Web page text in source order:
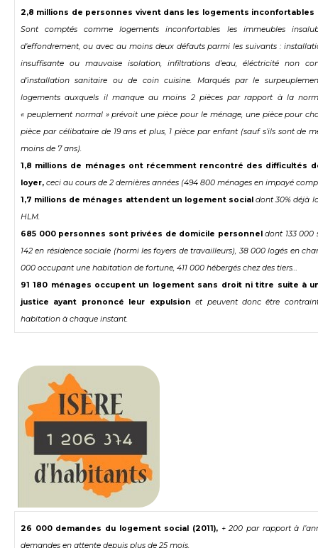
2,8 millions de personnes vivent dans les logements inconfortables
Sont comptés comme logements inconfortables les immeubles
d’effondrement, ou avec au moins deux défauts parmi les suivants :
insuffisante ou mauvaise isolation, infiltrations d’eau, éléctricité non
d’installation sanitaire ou de coin cuisine. Marqués par le
logements auxquels il manque au moins 2 pièces par rapport à la
« peuplement normal » prévoit une pièce pour le ménage, une pièce pour
pièce par célibataire de 19 ans et plus, 1 pièce par enfant (sauf s’ils sont de
moins de 7 ans).
1,8 millions de ménages ont récemment rencontré des difficultés
loyer, ceci au cours de 2 dernières années (494 800 ménages en impayé
1,7 millions de ménages attendent un logement socialdont 30% déjà
HLM.
685 000 personnes sont privées de domicile personneldont 133 000
142 en résidence sociale (hormi les foyers de travailleurs), 38 000 logés en
000 occupant une habitation de fortune, 411 000 hébergés chez des tiers…
91 180 ménages occupent un logement sans droit ni titre suite à
justice ayant prononcé leur expulsionet peuvent donc être
habitation à chaque instant.
26 000 demandes du logement social (2011), + 200 par rapport à
demandes en attente depuis plus de 25 mois.